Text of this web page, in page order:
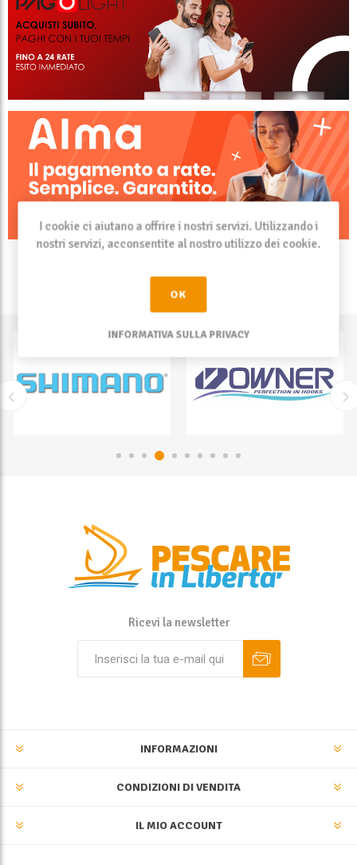
Ricevi la newsletter
INFORMAZIONI
CONDIZIONI DI VENDITA
IL MIO ACCOUNT
I cookie ci aiutano a offrire i nostri servizi. Utilizzando i
nostri servizi, acconsentite al nostro utilizzo dei cookie.
OK
INFORMATIVA SULLA PRIVACY